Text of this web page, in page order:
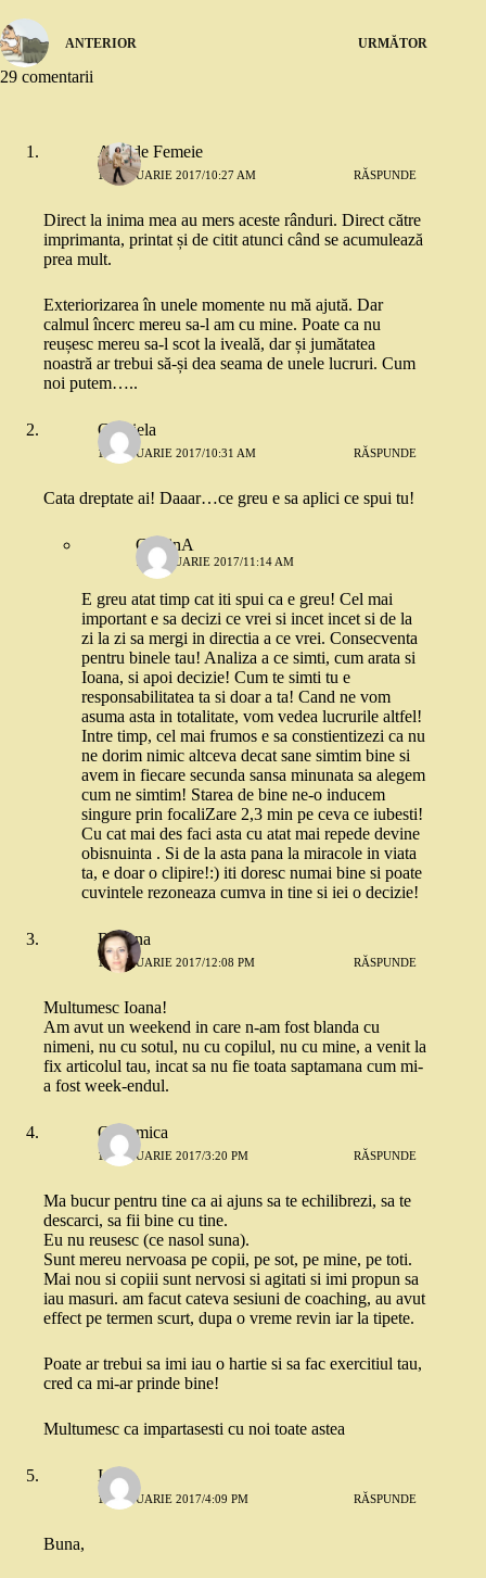
ANTERIOR URMĂTOR
29 comentarii
Adn de Femeie
16 IANUARIE 2017/10:27 AM RĂSPUNDE
Direct la inima mea au mers aceste rânduri. Direct către
imprimanta, printat și de citit atunci când se acumulează
prea mult.
Exteriorizarea în unele momente nu mă ajută. Dar
calmul încerc mereu sa-l am cu mine. Poate ca nu
reușesc mereu sa-l scot la iveală, dar și jumătatea
noastră ar trebui să-și dea seama de unele lucruri. Cum
noi putem…..
Gabriela
16 IANUARIE 2017/10:31 AM RĂSPUNDE
Cata dreptate ai! Daaar…ce greu e sa aplici ce spui tu!
CristinA
16 IANUARIE 2017/11:14 AM
E greu atat timp cat iti spui ca e greu! Cel mai
important e sa decizi ce vrei si incet incet si de la
zi la zi sa mergi in directia a ce vrei. Consecventa
pentru binele tau! Analiza a ce simti, cum arata si
Ioana, si apoi decizie! Cum te simti tu e
responsabilitatea ta si doar a ta! Cand ne vom
asuma asta in totalitate, vom vedea lucrurile altfel!
Intre timp, cel mai frumos e sa constientizezi ca nu
ne dorim nimic altceva decat sane simtim bine si
avem in fiecare secunda sansa minunata sa alegem
cum ne simtim! Starea de bine ne-o inducem
singure prin focaliZare 2,3 min pe ceva ce iubesti!
Cu cat mai des faci asta cu atat mai repede devine
obisnuinta . Si de la asta pana la miracole in viata
ta, e doar o clipire!:) iti doresc numai bine si poate
cuvintele rezoneaza cumva in tine si iei o decizie!
Roxana
16 IANUARIE 2017/12:08 PM RĂSPUNDE
Multumesc Ioana!
Am avut un weekend in care n-am fost blanda cu
nimeni, nu cu sotul, nu cu copilul, nu cu mine, a venit la
fix articolul tau, incat sa nu fie toata saptamana cum mi-
a fost week-endul.
O mamica
16 IANUARIE 2017/3:20 PM RĂSPUNDE
Ma bucur pentru tine ca ai ajuns sa te echilibrezi, sa te
descarci, sa fii bine cu tine.
Eu nu reusesc (ce nasol suna).
Sunt mereu nervoasa pe copii, pe sot, pe mine, pe toti.
Mai nou si copiii sunt nervosi si agitati si imi propun sa
iau masuri. am facut cateva sesiuni de coaching, au avut
effect pe termen scurt, dupa o vreme revin iar la tipete.
Poate ar trebui sa imi iau o hartie si sa fac exercitiul tau,
cred ca mi-ar prinde bine!
Multumesc ca impartasesti cu noi toate astea
Ioana
16 IANUARIE 2017/4:09 PM RĂSPUNDE
Buna,